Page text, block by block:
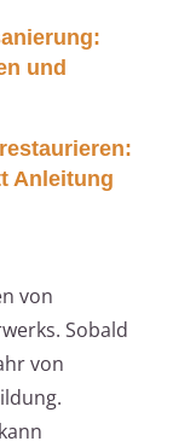
und
Anleitung
von
Sobald
von